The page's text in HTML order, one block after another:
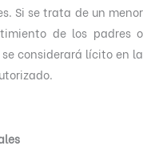
Si se trata de un menor
de los padres o
considerará lícito en la